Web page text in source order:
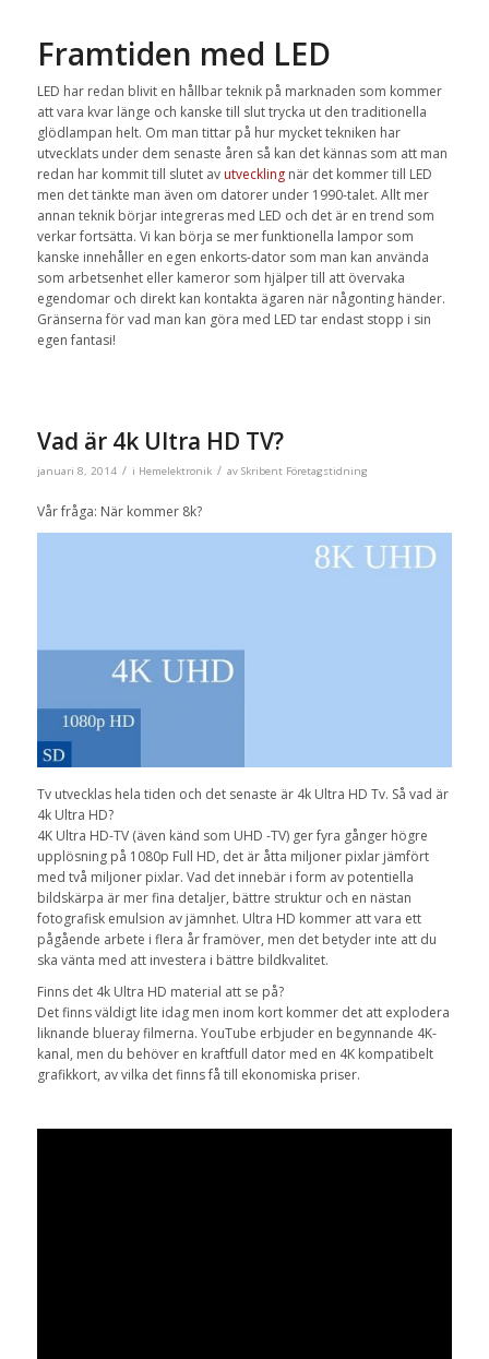
Framtiden med LED
LED har redan blivit en hållbar teknik på marknaden som kommer
att vara kvar länge och kanske till slut trycka ut den traditionella
glödlampan helt. Om man tittar på hur mycket tekniken har
utvecklats under dem senaste åren så kan det kännas som att man
redan har kommit till slutet av utvecklingnär det kommer till LED
men det tänkte man även om datorer under 1990-talet. Allt mer
annan teknik börjar integreras med LED och det är en trend som
verkar fortsätta. Vi kan börja se mer funktionella lampor som
kanske innehåller en egen enkorts-dator som man kan använda
som arbetsenhet eller kameror som hjälper till att övervaka
egendomar och direkt kan kontakta ägaren när någonting händer.
Gränserna för vad man kan göra med LED tar endast stopp i sin
egen fantasi!
Vad är 4k Ultra HD TV?
januari 8, 2014 / i Hemelektronik / av Skribent Företagstidning
Vår fråga: När kommer 8k?
Tv utvecklas hela tiden och det senaste är 4k Ultra HD Tv. Så vad är
4k Ultra HD?
4K Ultra HD-TV (även känd som UHD -TV) ger fyra gånger högre
upplösning på 1080p Full HD, det är åtta miljoner pixlar jämfört
med två miljoner pixlar. Vad det innebär i form av potentiella
bildskärpa är mer fina detaljer, bättre struktur och en nästan
fotografisk emulsion av jämnhet. Ultra HD kommer att vara ett
pågående arbete i flera år framöver, men det betyder inte att du
ska vänta med att investera i bättre bildkvalitet.
Finns det 4k Ultra HD material att se på?
Det finns väldigt lite idag men inom kort kommer det att explodera
liknande blueray filmerna. YouTube erbjuder en begynnande 4K-
kanal, men du behöver en kraftfull dator med en 4K kompatibelt
grafikkort, av vilka det finns få till ekonomiska priser.